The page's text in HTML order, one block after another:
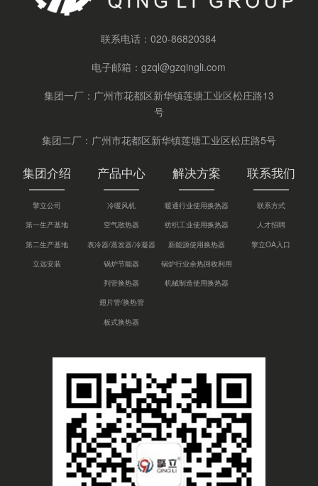
联系电话：020-86820384
电子邮箱：gzql@gzqingli.com
集团一厂：广州市花都区新华镇莲塘工业区松庄路13
号
集团二厂：广州市花都区新华镇莲塘工业区松庄路5号
集团介绍
擎立公司
第一生产基地
第二生产基地
立远安装
产品中心
冷暖风机
空气散热器
表冷器/蒸发器/冷凝器
锅炉节能器
列管换热器
翅片管/换热管
板式换热器
解决方案
暖通行业使用换热器
纺织工业使用换热器
新能源使用换热器
锅炉行业余热回收利用
机械制造使用换热器
联系我们
联系方式
人才招聘
擎立OA入口